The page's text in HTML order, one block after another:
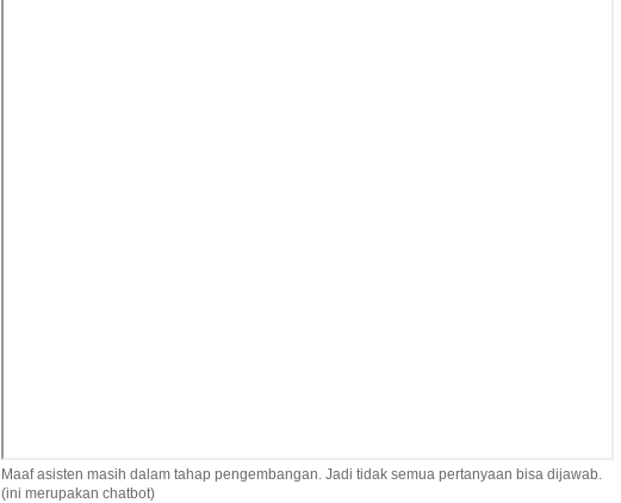
Maaf asisten masih dalam tahap pengembangan. Jadi tidak semua pertanyaan bisa dijawab.
(ini merupakan chatbot)